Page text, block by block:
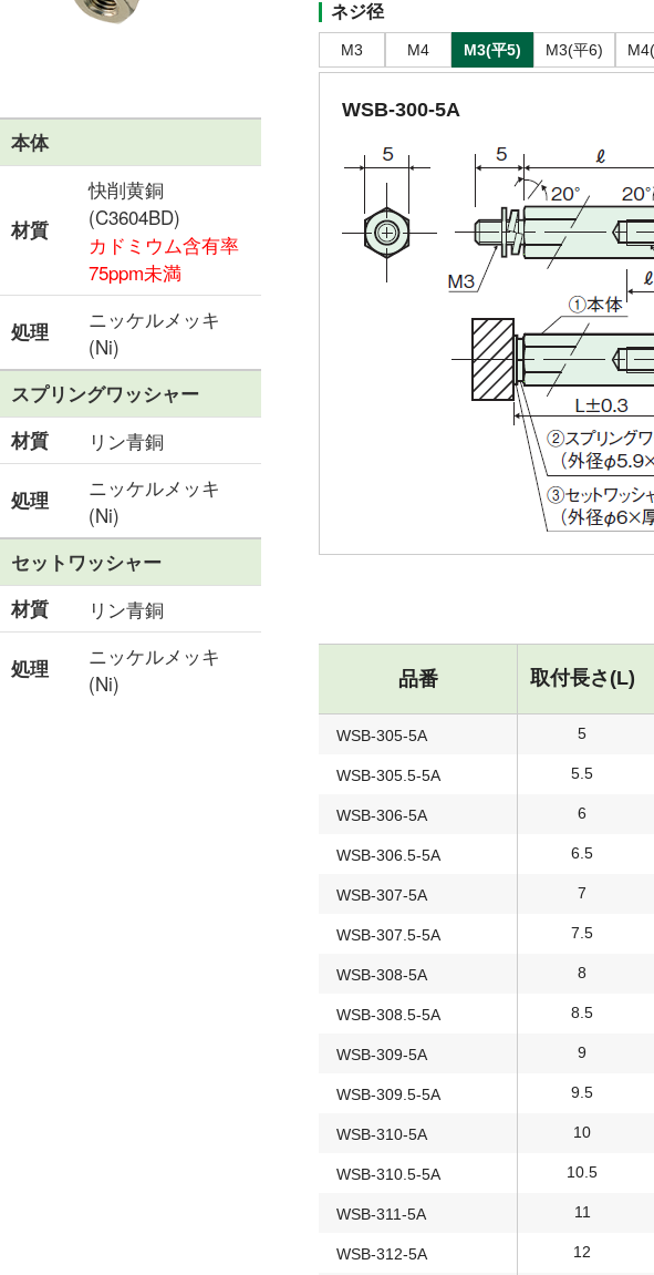
本体
材質
快削黄銅
(C3604BD)
カドミウム含有率
75ppm未満
処理
ニッケルメッキ
(Ni)
スプリングワッシャー
材質
リン青銅
処理
ニッケルメッキ
(Ni)
セットワッシャー
材質
リン青銅
処理
ニッケルメッキ
(Ni)
ネジ径
M3 M4 M3(平5) M3(平6)
WSB-300-5A
品番 取付長さ(L)
WSB-305-5A 5
WSB-305.5-5A 5.5
WSB-306-5A 6
WSB-306.5-5A 6.5
WSB-307-5A 7
WSB-307.5-5A 7.5
WSB-308-5A 8
WSB-308.5-5A 8.5
WSB-309-5A 9
WSB-309.5-5A 9.5
WSB-310-5A 10
WSB-310.5-5A 10.5
WSB-311-5A 11
WSB-312-5A 12